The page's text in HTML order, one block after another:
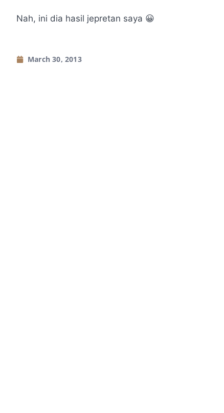
Nah, ini dia hasil jepretan saya 😀
March 30, 2013